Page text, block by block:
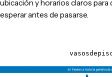
ubicación y horarios claros para
esperar antes de pasarse.